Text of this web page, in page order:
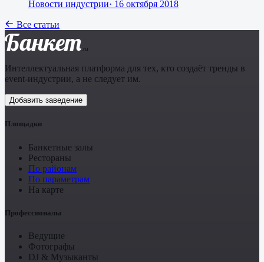
Новости индустрии· 16 октября 2018
Все статьи
Банкет.ru
Интеллектуальная платформа для тех, кто создаёт тренды в
event-индустрии, а не следует им.
Добавить заведение
Площадки
Банкетные залы
Рестораны
По районам
По параметрам
На карте
Профессионалы
Ведущие
Фотографы
DJ & Музыканты